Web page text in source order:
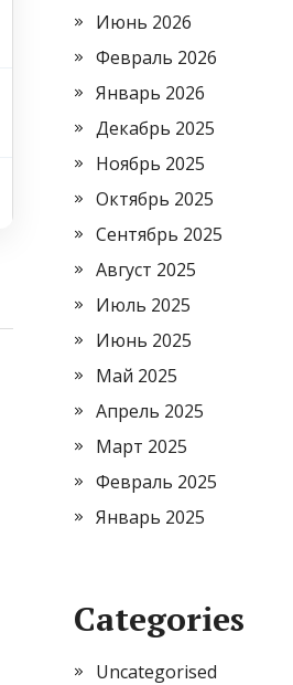
Июнь 2026
Февраль 2026
Январь 2026
Декабрь 2025
Ноябрь 2025
Октябрь 2025
Сентябрь 2025
Август 2025
Июль 2025
Июнь 2025
Май 2025
Апрель 2025
Март 2025
Февраль 2025
Январь 2025
Categories
Uncategorised